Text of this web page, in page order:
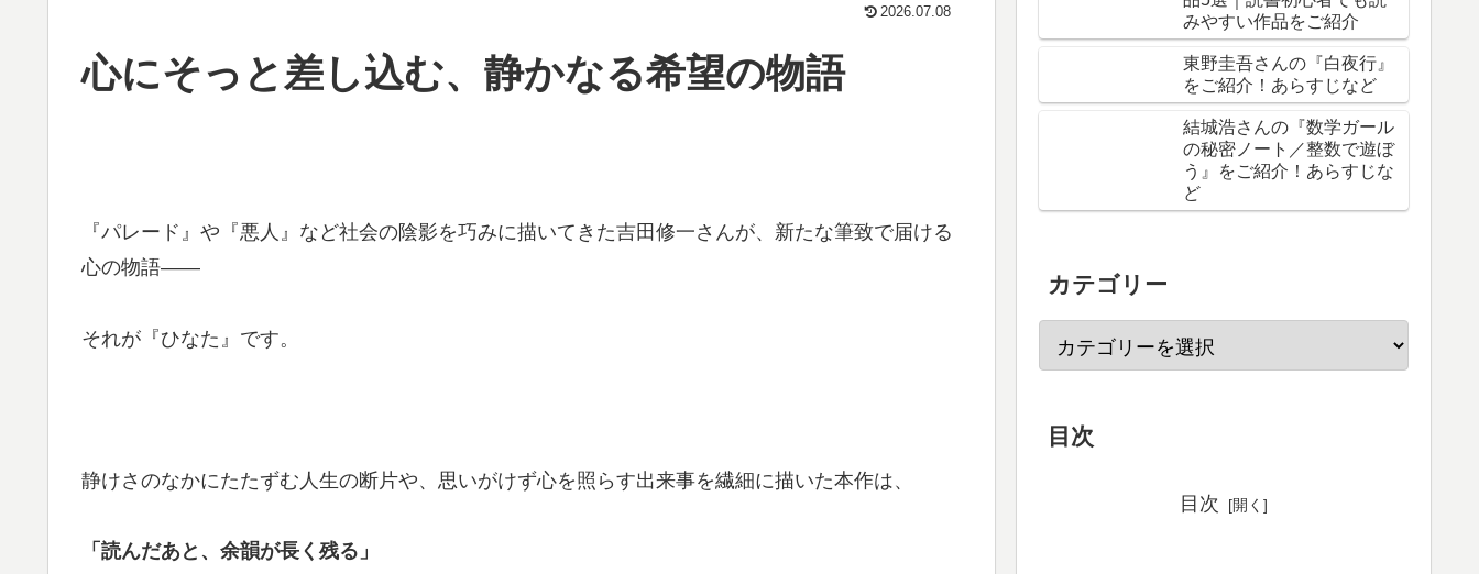
2026.07.08
心にそっと差し込む、静かなる希望の物語
『パレード』や『悪人』など社会の陰影を巧みに描いてきた吉田修一さんが、新たな筆致で届ける
心の物語――
それが『ひなた』です。
静けさのなかにたたずむ人生の断片や、思いがけず心を照らす出来事を繊細に描いた本作は、
「読んだあと、余韻が長く残る」
みやすい作品をご紹介
東野圭吾さんの『白夜行』
をご紹介！あらすじなど
結城浩さんの『数学ガール
の秘密ノート／整数で遊ぼ
う』をご紹介！あらすじな
ど
カテゴリー
目次
目次